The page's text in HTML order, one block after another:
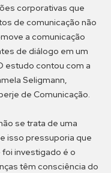
corporativas que
de comunicação não
a comunicação
de diálogo em um
estudo contou com a
Seligmann,
de Comunicação.
se trata de uma
isso pressuporia que
foi investigado é o
têm consciência do